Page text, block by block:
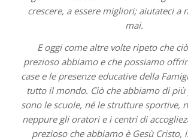
crescere, a essere migliori; aiutateci a
mai.
E oggi come altre volte ripeto che
prezioso abbiamo e che possiamo
case e le presenze educative della
tutto il mondo. Ciò che abbiamo di
sono le scuole, né le strutture sportive,
neppure gli oratori e i centri di
prezioso che abbiamo è Gesù Cristo,